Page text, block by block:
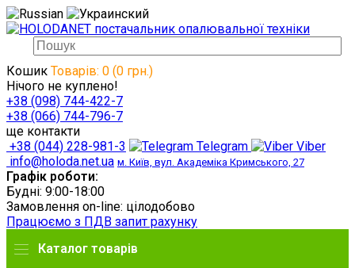
Кошик Товарів: 0 (0 грн.)
Нічого не куплено!
+38 (098) 744-422-7
+38 (066) 744-796-7
ще контакти
+38 (044) 228-981-3
Telegram
Viber
info@holoda.net.ua м. Київ, вул. Академіка Кримського, 27
Графік роботи:
Будні: 9:00-18:00
Замовлення on-line: цілодобово
Працюємо з ПДВ запит рахунку
Каталог товарів